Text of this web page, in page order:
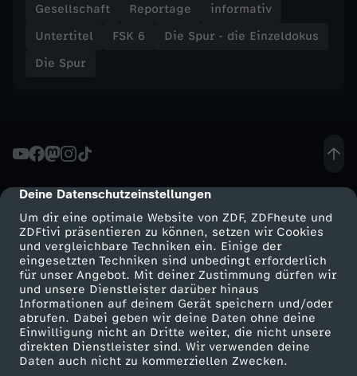
cmp-dialog-description
Deine Datenschutzeinstellungen
Um dir eine optimale Website von ZDF, ZDFheute und
ZDFtivi präsentieren zu können, setzen wir Cookies
und vergleichbare Techniken ein. Einige der
eingesetzten Techniken sind unbedingt erforderlich
für unser Angebot. Mit deiner Zustimmung dürfen wir
und unsere Dienstleister darüber hinaus
Informationen auf deinem Gerät speichern und/oder
abrufen. Dabei geben wir deine Daten ohne deine
Einwilligung nicht an Dritte weiter, die nicht unsere
direkten Dienstleister sind. Wir verwenden deine
Daten auch nicht zu kommerziellen Zwecken.
r
C
e
r
g
r
o
o
Gesellschaft Reportage
informativ
Untertitel
FSK 6
Die Spur - die Einzeldokus
Die Spur
Mehr ZDF
ZDF-Apps
Smart TV
ZDFtext
Service
ZDFmitreden
Kontakt zum ZDF
Tickets